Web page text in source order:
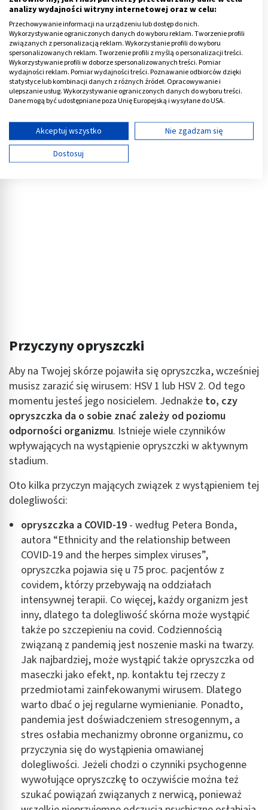
powiększenie węzłów chłonnych.
Przebieg choroby wywołanej przez HSV-2 jest
analogiczny do opryszczki na ustach, tzn. najpierw, gdy
zmiany jeszcze nie są widoczne występuje faza
związana ze swędzeniem i pieczeniem. Następnie
dochodzi do ich unaocznienia, potem do pełnego
powstania strupów, nadżerek, a niekiedy owrzodzeń.
Reklama
Przyczyny opryszczki
Aby na Twojej skórze pojawiła się opryszczka, wcześniej
musisz zarazić się wirusem: HSV 1 lub HSV 2. Od tego
momentu jesteś jego nosicielem. Jednakże to, czy
opryszczka da o sobie znać zależy od poziomu
odporności organizmu. Istnieje wiele czynników
wpływających na wystąpienie opryszczki w aktywnym
stadium.
Oto kilka przyczyn mających związek z wystąpieniem tej
dolegliwości:
opryszczka a COVID-19 - według Petera Bonda,
autora “Ethnicity and the relationship between
COVID-19 and the herpes simplex viruses”,
opryszczka pojawia się u 75 proc. pacjentów z
covidem, którzy przebywają na oddziałach
intensywnej terapii. Co więcej, każdy organizm jest
inny, dlatego ta dolegliwość skórna może wystąpić
także po szczepieniu na covid. Codziennością
związaną z pandemią jest noszenie maski na twarzy.
Jak najbardziej, może wystąpić także opryszczka od
maseczki jako efekt, np. kontaktu tej rzeczy z
przedmiotami zainfekowanymi wirusem. Dlatego
warto dbać o jej regularne wymienianie. Ponadto,
pandemia jest doświadczeniem stresogennym, a
stres osłabia mechanizmy obronne organizmu, co
przyczynia się do wystąpienia omawianej
dolegliwości. Jeżeli chodzi o czynniki psychogenne
wywołujące opryszczkę to oczywiście można też
szukać powiązań związanych z nerwicą, ponieważ
analizy wydajności witryny internetowej oraz w celu:
Przechowywanie informacji na urządzeniu lub dostęp do nich.
Wykorzystywanie ograniczonych danych do wyboru reklam. Tworzenie profili
związanych z personalizacją reklam. Wykorzystanie profili do wyboru
spersonalizowanych reklam. Tworzenie profili z myślą o personalizacji treści.
Wykorzystywanie profili w doborze spersonalizowanych treści. Pomiar
wydajności reklam. Pomiar wydajności treści. Poznawanie odbiorców dzięki
statystyce lub kombinacji danych z różnych źródeł. Opracowywanie i
ulepszanie usług. Wykorzystywanie ograniczonych danych do wyboru treści.
Dane mogą być udostępniane poza Unię Europejską i wysyłane do USA.
Wyświetl listę partnerów (11 dostawców IAB)
Używamy Twoich danych w następujących celach:
Cele przetwarzania IAB:
Wykorzystywanie profili w celu doboru
spersonalizowanych treści
Pomiar efektywności reklam
Pomiar efektywności treści
Rozumienie odbiorców dzięki statystyce lub
kombinacji danych z różnych źródeł
Rozwój i ulepszanie usług
Wykorzystywanie ograniczonych danych do
wyboru treści
Użycie dokładnych danych geolokalizacyjnych
Identyfikowanie urządzeń na podstawie
aktywnie żądanych informacji
Cele przetwarzania inne niż IAB:
Niezbędne
Wydajność (Performance)
Reklama / śledzenie
Akceptuj wszystko
Nie zgadzam się
Dostosuj